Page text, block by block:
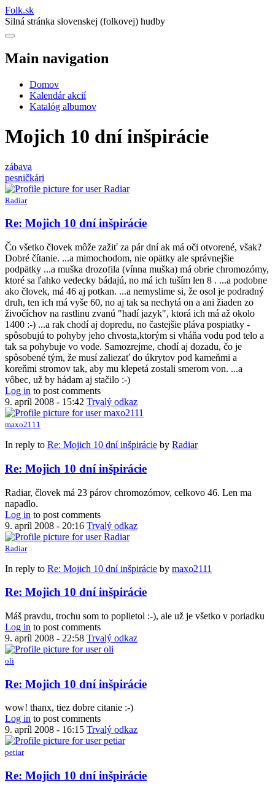
Folk.sk
Silná stránka slovenskej (folkovej) hudby
Main navigation
Domov
Kalendár akcií
Katalóg albumov
Mojich 10 dní inšpirácie
zábava
pesničkári
Radiar
Re: Mojich 10 dní inšpirácie
Čo všetko človek môže zažiť za pár dní ak má oči otvorené, však?
Dobré čítanie. ...a mimochodom, nie opätky ale správnejšie
podpätky ...a muška drozofila (vínna muška) má obrie chromozómy,
ktoré sa ľahko vedecky bádajú, no má ich tuším len 8 . ...a podobne
ako človek, má 46 aj potkan. ...a nemyslime si, že osol je podradný
druh, ten ich má vyše 60, no aj tak sa nechytá on a ani žiaden zo
živočíchov na rastlinu zvanú "hadí jazyk", ktorá ich má až okolo
1400 :-) ...a rak chodí aj dopredu, no častejšie pláva pospiatky -
spôsobujú to pohyby jeho chvosta,ktorým si vháňa vodu pod telo a
tak sa pohybuje vo vode. Samozrejme, chodí aj dozadu, čo je
spôsobené tým, že musí zaliezať do úkrytov pod kameňmi a
koreňmi stromov tak, aby mu klepetá zostali smerom von. ...a
vôbec, už by hádam aj stačilo :-)
Log in to post comments
9. apríl 2008 - 15:42 Trvalý odkaz
maxo2111
In reply to Re: Mojich 10 dní inšpirácie by Radiar
Re: Mojich 10 dní inšpirácie
Radiar, človek má 23 párov chromozómov, celkovo 46. Len ma
napadlo.
Log in to post comments
9. apríl 2008 - 20:16 Trvalý odkaz
Radiar
In reply to Re: Mojich 10 dní inšpirácie by maxo2111
Re: Mojich 10 dní inšpirácie
Máš pravdu, trochu som to poplietol :-), ale už je všetko v poriadku
Log in to post comments
9. apríl 2008 - 22:58 Trvalý odkaz
oli
Re: Mojich 10 dní inšpirácie
wow! thanx, tiez dobre citanie :-)
Log in to post comments
9. apríl 2008 - 16:15 Trvalý odkaz
petiar
Re: Mojich 10 dní inšpirácie